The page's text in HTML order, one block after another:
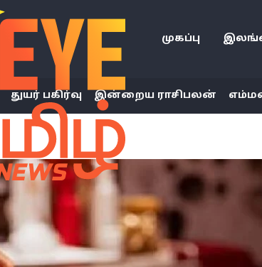
முகப்பு
துயர் பகிர்வு இன்றைய ராசிபலன்